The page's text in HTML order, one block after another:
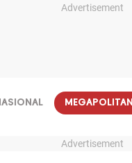
Advertisement
MEGAPOLITAN
Advertisement